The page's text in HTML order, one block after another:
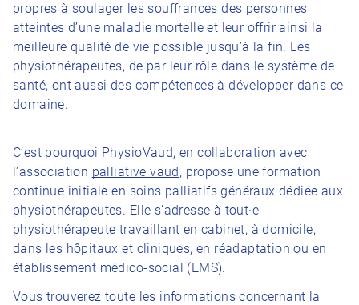
propres à soulager les souffrances des personnes
atteintes d’une maladie mortelle et leur offrir ainsi la
meilleure qualité de vie possible jusqu’à la fin. Les
physiothérapeutes, de par leur rôle dans le système de
santé, ont aussi des compétences à développer dans ce
domaine.
C’est pourquoi PhysioVaud, en collaboration avec
l’association palliative vaud, propose une formation
continue initiale en soins palliatifs généraux dédiée aux
physiothérapeutes. Elle s’adresse à tout·e
physiothérapeute travaillant en cabinet, à domicile,
dans les hôpitaux et cliniques, en réadaptation ou en
établissement médico-social (EMS).
Vous trouverez toute les informations concernant la